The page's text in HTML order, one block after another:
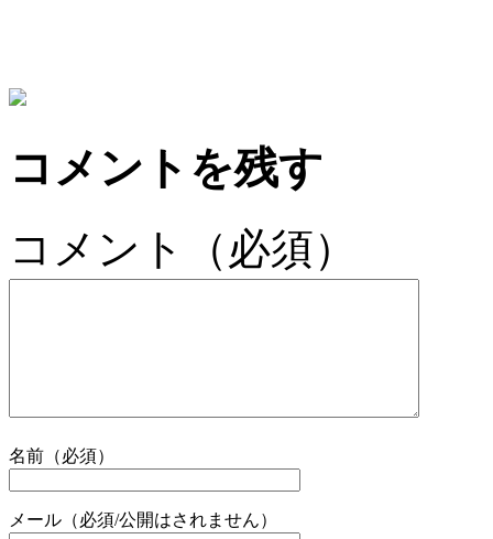
コメントを残す
コメント（必須）
名前（必須）
メール（必須/公開はされません）